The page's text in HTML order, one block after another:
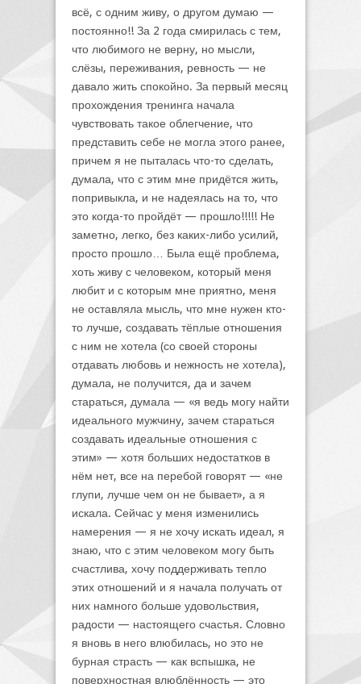
всё, с одним живу, о другом думаю —
постоянно!! За 2 года смирилась с тем,
что любимого не верну, но мысли,
слёзы, переживания, ревность — не
давало жить спокойно. За первый месяц
прохождения тренинга начала
чувствовать такое облегчение, что
представить себе не могла этого ранее,
причем я не пыталась что-то сделать,
думала, что с этим мне придётся жить,
попривыкла, и не надеялась на то, что
это когда-то пройдёт — прошло!!!!! Не
заметно, легко, без каких-либо усилий,
просто прошло… Была ещё проблема,
хоть живу с человеком, который меня
любит и с которым мне приятно, меня
не оставляла мысль, что мне нужен кто-
то лучше, создавать тёплые отношения
с ним не хотела (со своей стороны
отдавать любовь и нежность не хотела),
думала, не получится, да и зачем
стараться, думала — «я ведь могу найти
идеального мужчину, зачем стараться
создавать идеальные отношения с
этим» — хотя больших недостатков в
нём нет, все на перебой говорят — «не
глупи, лучше чем он не бывает», а я
искала. Сейчас у меня изменились
намерения — я не хочу искать идеал, я
знаю, что с этим человеком могу быть
счастлива, хочу поддерживать тепло
этих отношений и я начала получать от
них намного больше удовольствия,
радости — настоящего счастья. Словно
я вновь в него влюбилась, но это не
бурная страсть — как вспышка, не
поверхностная влюблённость — это